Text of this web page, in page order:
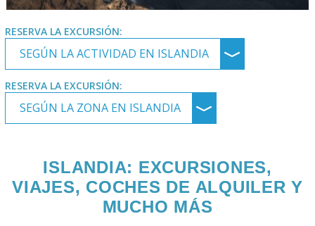
RESERVA LA EXCURSIÓN:
SEGÚN LA ACTIVIDAD EN ISLANDIA ﹀
RESERVA LA EXCURSIÓN:
SEGÚN LA ZONA EN ISLANDIA ﹀
ISLANDIA: EXCURSIONES,
VIAJES, COCHES DE ALQUILER Y
MUCHO MÁS